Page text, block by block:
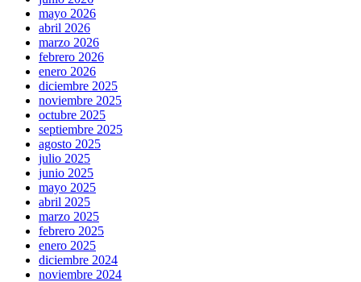
mayo 2026
abril 2026
marzo 2026
febrero 2026
enero 2026
diciembre 2025
noviembre 2025
octubre 2025
septiembre 2025
agosto 2025
julio 2025
junio 2025
mayo 2025
abril 2025
marzo 2025
febrero 2025
enero 2025
diciembre 2024
noviembre 2024